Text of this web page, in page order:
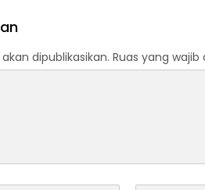
dipublikasikan. Ruas yang wajib